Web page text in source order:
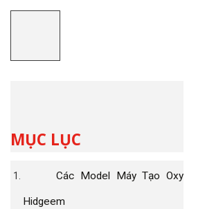
MỤC LỤC
Các Model Máy Tạo Oxy
Hidgeem